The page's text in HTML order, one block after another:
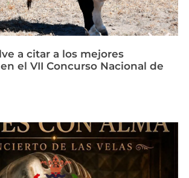
a citar a los mejores
el VII Concurso Nacional de